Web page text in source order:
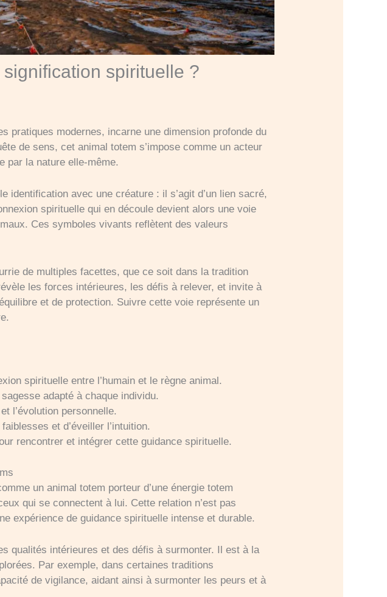
spirituelle ?
pratiques modernes, incarne une dimension profonde du
de sens, cet animal totem s’impose comme un acteur
par la nature elle-même.
identification avec une créature : il s’agit d’un lien sacré,
spirituelle qui en découle devient alors une voie
Ces symboles vivants reflètent des valeurs
de multiples facettes, que ce soit dans la tradition
les forces intérieures, les défis à relever, et invite à
et de protection. Suivre cette voie représente un
spirituelle entre l’humain et le règne animal.
adapté à chaque individu.
l’évolution personnelle.
et d’éveiller l’intuition.
rencontrer et intégrer cette guidance spirituelle.
un animal totem porteur d’une énergie totem
qui se connectent à lui. Cette relation n’est pas
expérience de guidance spirituelle intense et durable.
qualités intérieures et des défis à surmonter. Il est à la
Par exemple, dans certaines traditions
de vigilance, aidant ainsi à surmonter les peurs et à